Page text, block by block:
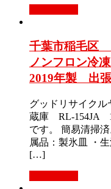
千葉市稲毛
ノンフロン
2019年製 出
グッドリサイク
蔵庫 RL-154JA
です。 簡易清掃
属品：製氷皿 ・
[…]